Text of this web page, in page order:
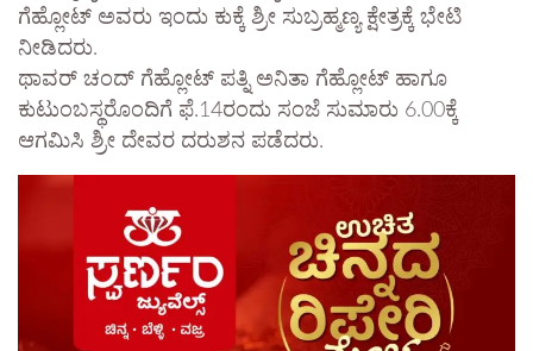
ಗೆಹ್ಲೋಟ್ ಅವರು ಇಂದು ಕುಕ್ಕೆ ಶ್ರೀ ಸುಬ್ರಹ್ಮಣ್ಯ ಕ್ಷೇತ್ರಕ್ಕೆ ಭೇಟಿ
ನೀಡಿದರು.
ಥಾವರ್ ಚಂದ್ ಗೆಹ್ಲೋಟ್ ಪತ್ನಿ ಅನಿತಾ ಗೆಹ್ಲೋಟ್ ಹಾಗೂ
ಕುಟುಂಬಸ್ಥರೊಂದಿಗೆ ಫೆ.14ರಂದು ಸಂಜೆ ಸುಮಾರು 6.00ಕ್ಕೆ
ಆಗಮಿಸಿ ಶ್ರೀ ದೇವರ ದರುಶನ ಪಡೆದರು.